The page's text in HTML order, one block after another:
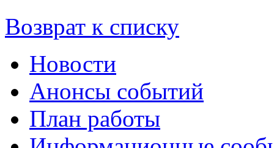
Возврат к списку
Новости
Анонсы событий
План работы